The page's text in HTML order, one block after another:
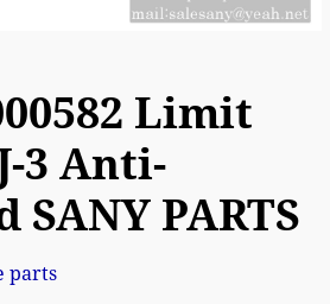
Limit
3 Anti-
PARTS
parts